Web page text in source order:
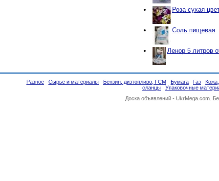
Роза сухая
Соль пищевая
Ленор 5 литров
Разное Сырье и материалы Бензин, дизтопливо, ГСМ Бумага Газ
сланцы
Упаковочные
Доска объявлений - UkrMega.com.